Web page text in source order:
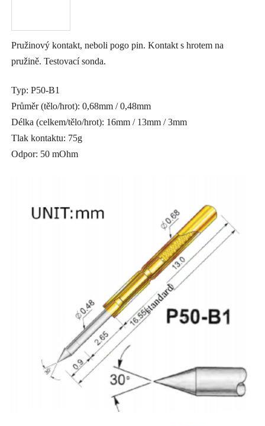
Pružinový kontakt, neboli pogo pin. Kontakt s hrotem na
pružině. Testovací sonda.
Typ: P50-B1
Průměr (tělo/hrot): 0,68mm / 0,48mm
Délka (celkem/tělo/hrot): 16mm / 13mm / 3mm
Tlak kontaktu: 75g
Odpor: 50 mOhm